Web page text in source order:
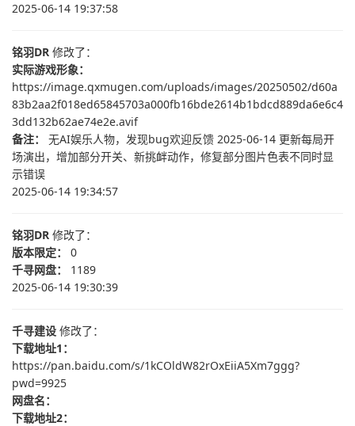
2025-06-14 19:37:58
铭羽DR 修改了：
实际游戏形象：
https://image.qxmugen.com/uploads/images/20250502/d60a
83b2aa2f018ed65845703a000fb16bde2614b1bdcd889da6e6c4
3dd132b62ae74e2e.avif
备注： 无AI娱乐人物，发现bug欢迎反馈 2025-06-14 更新每局开
场演出，增加部分开关、新挑衅动作，修复部分图片色表不同时显
示错误
2025-06-14 19:34:57
铭羽DR 修改了：
版本限定： 0
千寻网盘： 1189
2025-06-14 19:30:39
千寻建设 修改了：
下载地址1：
https://pan.baidu.com/s/1kCOldW82rOxEiiA5Xm7ggg?
pwd=9925
网盘名：
下载地址2：